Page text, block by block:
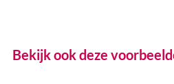
Bekijk ook deze